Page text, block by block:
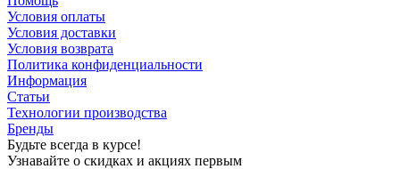
Условия оплаты
Условия доставки
Условия возврата
Политика конфиденциальности
Информация
Статьи
Технологии производства
Бренды
Будьте всегда в курсе!
Узнавайте о скидках и акциях первым